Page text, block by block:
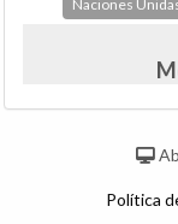
Naciones
Política